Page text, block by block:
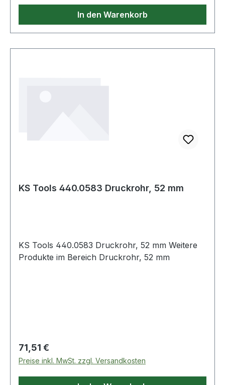
In den Warenkorb
KS Tools 440.0583 Druckrohr, 52 mm
KS Tools 440.0583 Druckrohr, 52 mm Weitere
Produkte im Bereich Druckrohr, 52 mm
Regulärer Preis:
71,51 €
Preise inkl. MwSt. zzgl. Versandkosten